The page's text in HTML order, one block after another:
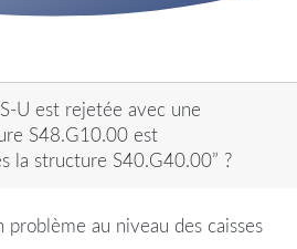
U est rejetée avec une
S48.G10.00 est
la structure S40.G40.00” ?
problème au niveau des caisses